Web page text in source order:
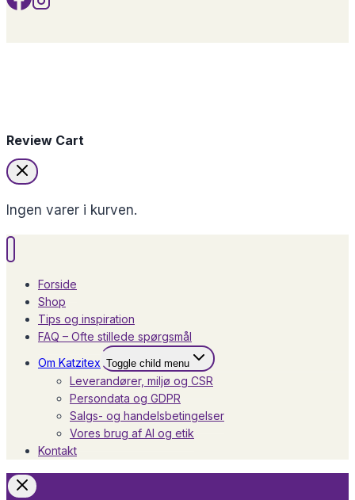
Review Cart
Ingen varer i kurven.
Forside
Shop
Tips og inspiration
FAQ – Ofte stillede spørgsmål
Om Katzitex Toggle child menu
Leverandører, miljø og CSR
Persondata og GDPR
Salgs- og handelsbetingelser
Vores brug af AI og etik
Kontakt